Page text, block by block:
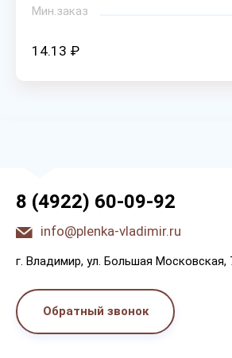
Мин.заказ
14.13 ₽
8 (4922) 60-09-92
info@plenka-vladimir.ru
г. Bлaдимиp, yл. Бoльшaя Мocкoвcкaя,
Обратный звонок